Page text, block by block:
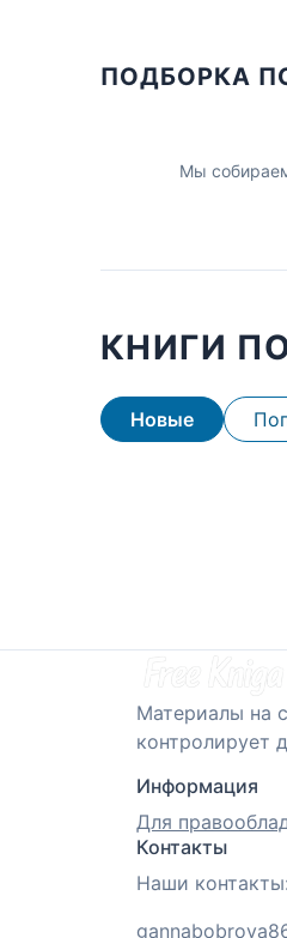
ПОДБОРКА
Мы
КНИГИ
Новые
Материалы на
контролирует
Информация
Для
Контакты
Наши контакты: